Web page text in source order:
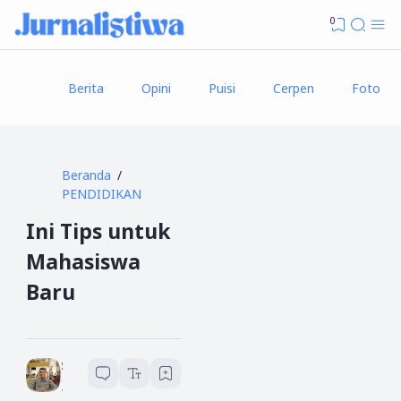
0
Berita Opini Puisi Cerpen Foto
Beranda
PENDIDIKAN
Ini Tips untuk
Mahasiswa
Baru
4